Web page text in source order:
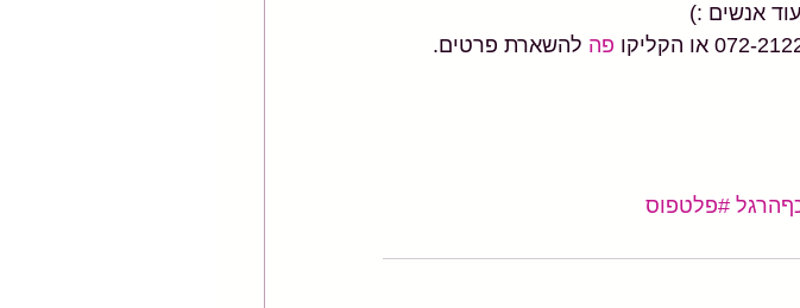
אנשים :)
פה להשארת פרטים.
#פלטפוס